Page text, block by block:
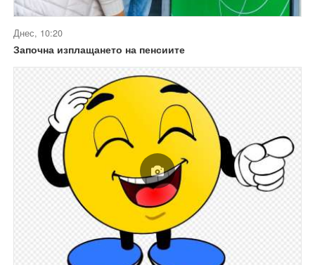
Днес, 10:20
Започна изплащането на пенсиите